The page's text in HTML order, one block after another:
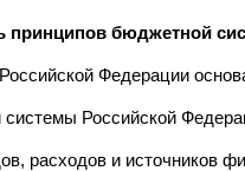
принципов бюджетной
Федерации
Российской
расходов и